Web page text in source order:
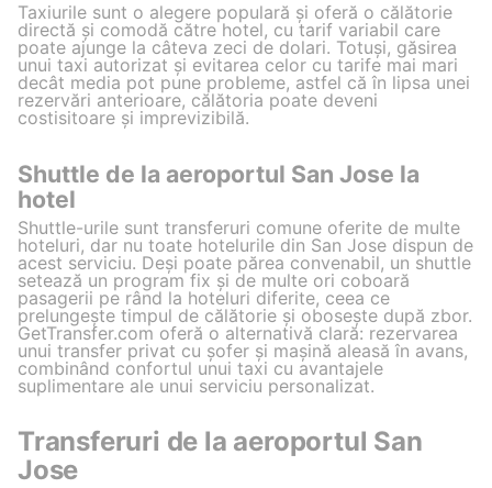
Taxiurile sunt o alegere populară și oferă o călătorie
directă și comodă către hotel, cu tarif variabil care
poate ajunge la câteva zeci de dolari. Totuși, găsirea
unui taxi autorizat și evitarea celor cu tarife mai mari
decât media pot pune probleme, astfel că în lipsa unei
rezervări anterioare, călătoria poate deveni
costisitoare și imprevizibilă.
Shuttle de la aeroportul San Jose la
hotel
Shuttle-urile sunt transferuri comune oferite de multe
hoteluri, dar nu toate hotelurile din San Jose dispun de
acest serviciu. Deși poate părea convenabil, un shuttle
setează un program fix și de multe ori coboară
pasagerii pe rând la hoteluri diferite, ceea ce
prelungește timpul de călătorie și obosește după zbor.
GetTransfer.com oferă o alternativă clară: rezervarea
unui transfer privat cu șofer și mașină aleasă în avans,
combinând confortul unui taxi cu avantajele
suplimentare ale unui serviciu personalizat.
Transferuri de la aeroportul San
Jose